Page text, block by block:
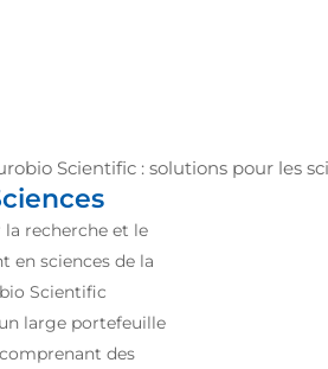
recherche et le
en sciences de la
Scientific
large portefeuille
des